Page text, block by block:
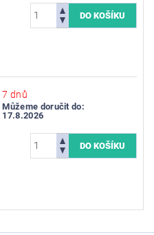
7 dnů
Můžeme doručit do:
17.8.2026